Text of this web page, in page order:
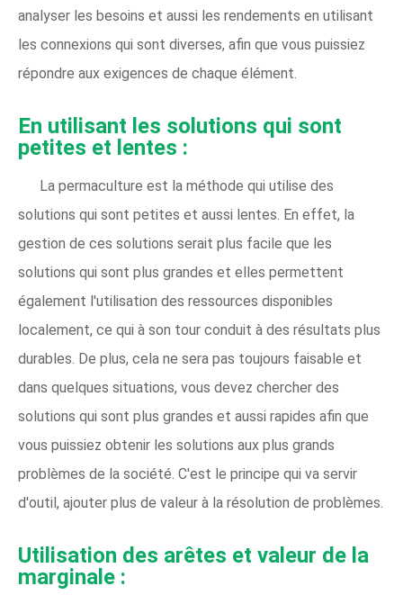
analyser les besoins et aussi les rendements en utilisant
les connexions qui sont diverses, afin que vous puissiez
répondre aux exigences de chaque élément.
En utilisant les solutions qui sont
petites et lentes :
La permaculture est la méthode qui utilise des
solutions qui sont petites et aussi lentes. En effet, la
gestion de ces solutions serait plus facile que les
solutions qui sont plus grandes et elles permettent
également l'utilisation des ressources disponibles
localement, ce qui à son tour conduit à des résultats plus
durables. De plus, cela ne sera pas toujours faisable et
dans quelques situations, vous devez chercher des
solutions qui sont plus grandes et aussi rapides afin que
vous puissiez obtenir les solutions aux plus grands
problèmes de la société. C'est le principe qui va servir
d'outil, ajouter plus de valeur à la résolution de problèmes.
Utilisation des arêtes et valeur de la
marginale :